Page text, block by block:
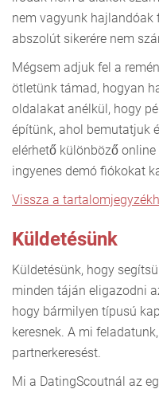
nem vagyunk
abszolút sikerére nem
Mégsem adjuk fel a
ötletünk támad, hogyan
oldalakat anélkül, hogy
építünk, ahol bemutatjuk
elérhető különböző
ingyenes demó fiókokat
Vissza a
Küldetésünk
Küldetésünk, hogy
minden táján eligazodni
hogy bármilyen típusú
keresnek. A mi
partnerkeresést.
Mi a DatingScoutnál az